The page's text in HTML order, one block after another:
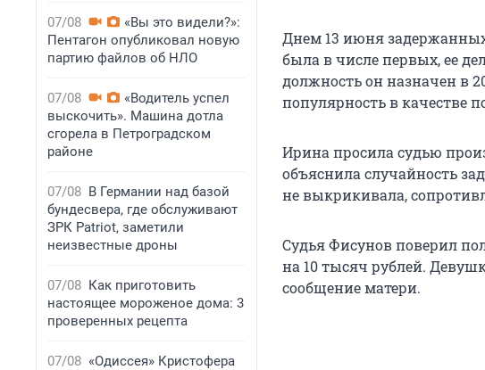
07/08
«Вы это видели?»:
Пентагон опубликовал новую
партию файлов об НЛО
07/08
«Водитель успел
выскочить». Машина дотла
сгорела в Петроградском
районе
07/08 В Германии над базой
бундесвера, где обслуживают
ЗРК Patriot, заметили
неизвестные дроны
07/08 Как приготовить
настоящее мороженое дома: 3
проверенных рецепта
07/08 «Одиссея» Кристофера
Днем 13 июня
была в числе первых, ее
должность он назначен в
популярность в качестве
Ирина просила судью
объяснила случайность
не выкрикивала,
Судья Фисунов поверил
на 10 тысяч рублей.
сообщение матери.